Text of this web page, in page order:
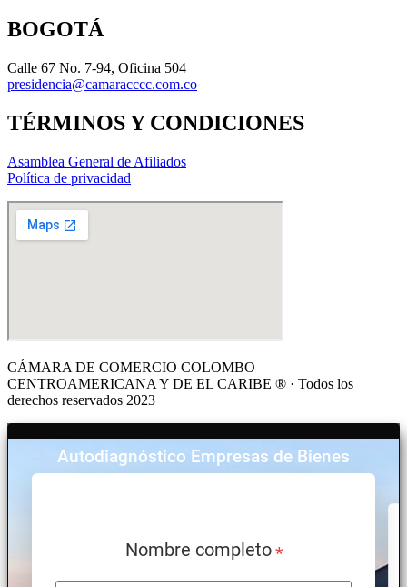
BOGOTÁ
Calle 67 No. 7-94, Oficina 504
presidencia@camaracccc.com.co
TÉRMINOS Y CONDICIONES
Asamblea General de Afiliados
Política de privacidad
CÁMARA DE COMERCIO COLOMBO
CENTROAMERICANA Y DE EL CARIBE ® · Todos los
derechos reservados 2023